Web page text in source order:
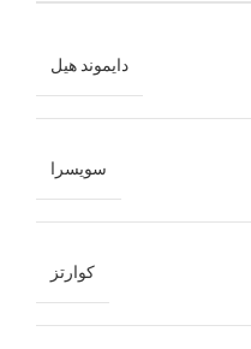
دايموند هيل
سويسرا
كوارتز